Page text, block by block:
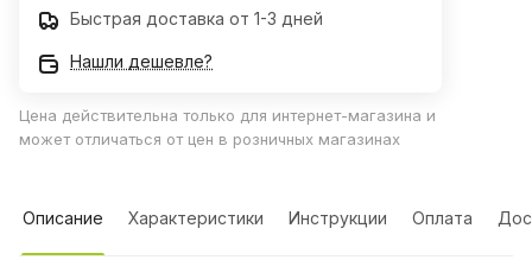
Быстрая доставка от 1-3 дней
Нашли дешевле?
Цена действительна только для интернет-магазина и
может отличаться от цен в розничных магазинах
Описание Характеристики Инструкции Оплата